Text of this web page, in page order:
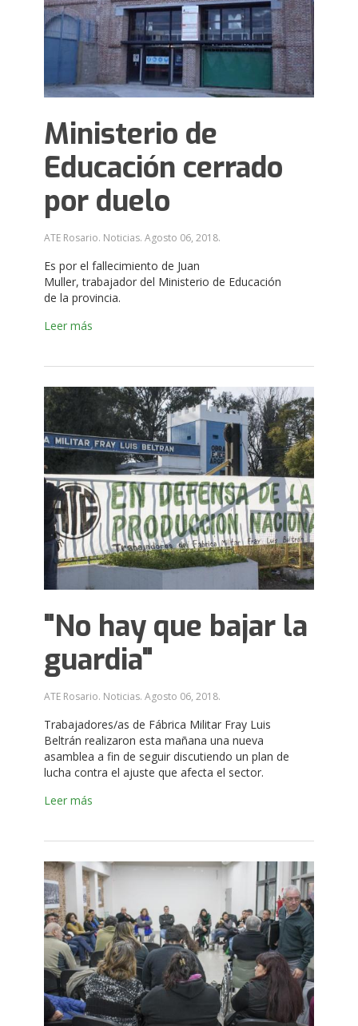
Ministerio de
Educación cerrado
por duelo
ATE Rosario. Noticias. Agosto 06, 2018.
Es por el fallecimiento de Juan
Muller, trabajador del Ministerio de Educación
de la provincia.
Leer más
"No hay que bajar la
guardia"
ATE Rosario. Noticias. Agosto 06, 2018.
Trabajadores/as de Fábrica Militar Fray Luis
Beltrán realizaron esta mañana una nueva
asamblea a fin de seguir discutiendo un plan de
lucha contra el ajuste que afecta el sector.
Leer más